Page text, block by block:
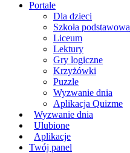
Portale
Dla dzieci
Szkoła podstawowa
Liceum
Lektury
Gry logiczne
Krzyżówki
Puzzle
Wyzwanie dnia
Aplikacja Quizme
Wyzwanie dnia
Ulubione
Aplikacje
Twój panel